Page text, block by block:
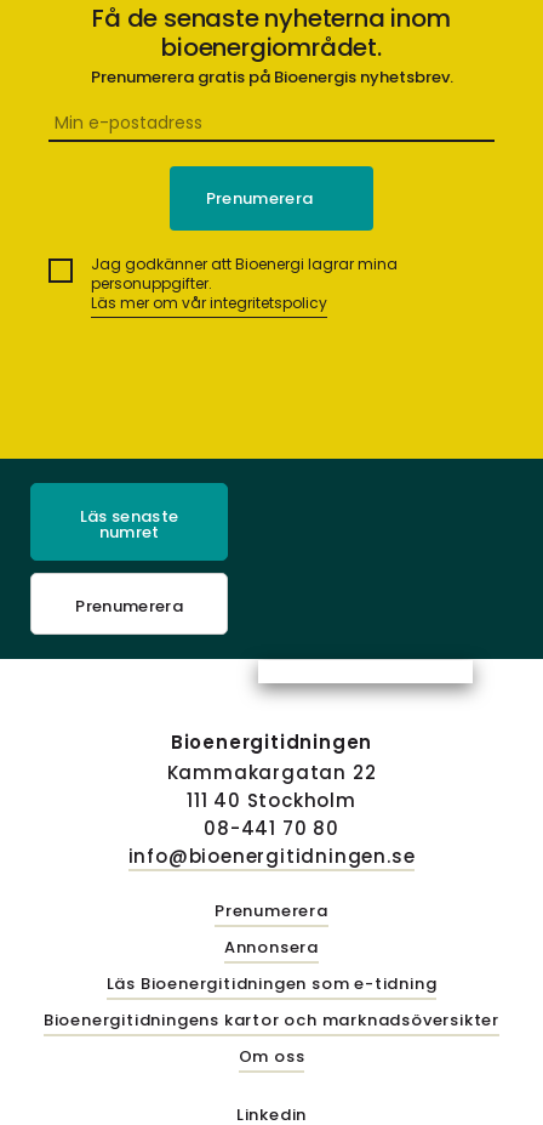
Få de senaste nyheterna inom
bioenergiområdet.
Prenumerera gratis på Bioenergis nyhetsbrev.
Jag godkänner att Bioenergi lagrar mina
personuppgifter.
Läs mer om vår integritetspolicy
Läs senaste
numret
Prenumerera
Bioenergitidningen
Kammakargatan 22
111 40 Stockholm
08-441 70 80
info@bioenergitidningen.se
Prenumerera
Annonsera
Läs Bioenergitidningen som e-tidning
Bioenergitidningens kartor och marknadsöversikter
Om oss
Linkedin